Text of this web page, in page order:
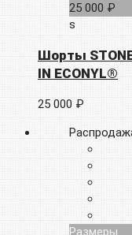
25 000 ₽
s
Шорты STONE
IN ECONYL®
25 000 ₽
Размеры